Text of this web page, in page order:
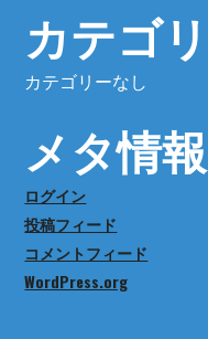
カテゴ
カテゴリーなし
メタ情報
ログイン
投稿フィード
コメントフィード
WordPress.org